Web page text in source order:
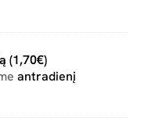
(1,70€)
antradienį